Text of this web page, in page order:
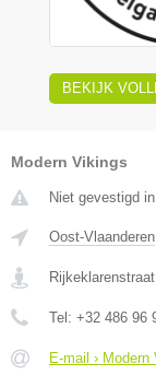
BEKIJK
Modern Vikings
Niet gevestigd
Oost-Vlaanderen
Tel: +32 486 96
E-mail › Modern